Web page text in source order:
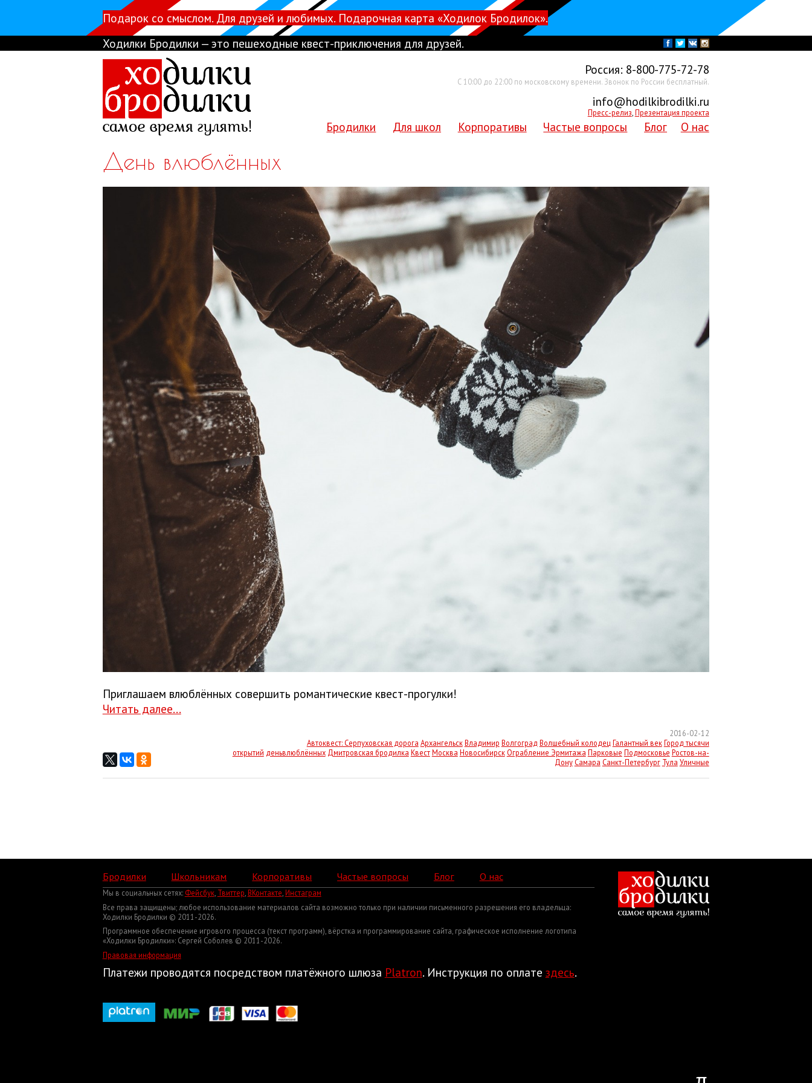
Подарок со смыслом. Для друзей и любимых. Подарочная карта «Ходилок Бродилок».
Ходилки Бродилки — это пешеходные квест-приключения для друзей.
Россия: 8-800-775-72-78
С 10:00 до 22:00 по московскому времени. Звонок по России бесплатный.
info@hodilkibrodilki.ru
Пресс-релиз Презентация проекта
Бродилки Для школ Корпоративы Частые вопросы Блог О нас
День влюблённых
Приглашаем влюблённых совершить романтические квест-прогулки!
Читать далее...
2016-02-12
Автоквест: Серпуховская дорога Архангельск Владимир Волгоград Волшебный колодец Галантный век Город тысячи
открытий деньвлюблённых Дмитровская бродилка Квест Москва Новосибирск Ограбление Эрмитажа Парковые Подмосковье Ростов-на-
Дону Самара Санкт-Петербург Тула Уличные
Бродилки Школьникам Корпоративы Частые вопросы Блог О нас
Мы в социальных сетях: Фейсбук, Твиттер,ВКонтакте,Инстаграм
Все права защищены; любое использование материалов сайта возможно только при наличии письменного разрешения его владельца:
Ходилки Бродилки © 2011-2026.
Программное обеспечение игрового процесса (текст программ), вёрстка и программирование сайта, графическое исполнение логотипа
«Ходилки Бродилки»: Сергей Соболев © 2011-2026.
Правовая информация
Платежи проводятся посредством платёжного шлюза Platron. Инструкция по оплате здесь.